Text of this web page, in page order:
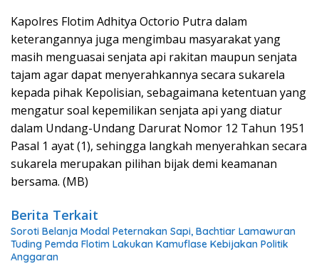
Kapolres Flotim Adhitya Octorio Putra dalam
keterangannya juga mengimbau masyarakat yang
masih menguasai senjata api rakitan maupun senjata
tajam agar dapat menyerahkannya secara sukarela
kepada pihak Kepolisian, sebagaimana ketentuan yang
mengatur soal kepemilikan senjata api yang diatur
dalam Undang-Undang Darurat Nomor 12 Tahun 1951
Pasal 1 ayat (1), sehingga langkah menyerahkan secara
sukarela merupakan pilihan bijak demi keamanan
bersama. (MB)
Berita Terkait
Soroti Belanja Modal Peternakan Sapi, Bachtiar Lamawuran
Tuding Pemda Flotim Lakukan Kamuflase Kebijakan Politik
Anggaran